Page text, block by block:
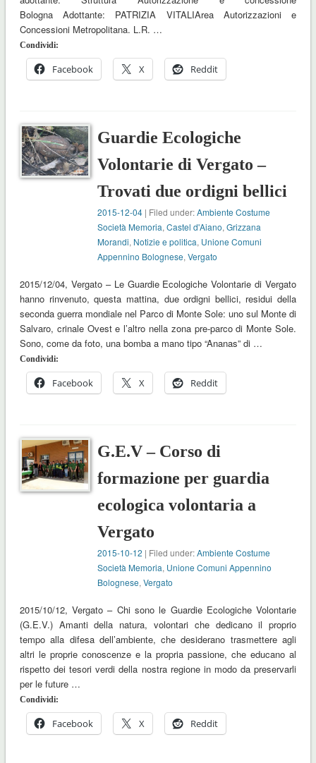
Bologna Adottante: PATRIZIA VITALIArea Autorizzazioni e
Concessioni Metropolitana. L.R. …
Condividi:
Facebook X Reddit
Guardie Ecologiche
Volontarie di Vergato –
Trovati due ordigni bellici
2015-12-04 | Filed under:Ambiente Costume
Società Memoria,Castel d'Aiano,Grizzana
Morandi, Notizie e politica, Unione Comuni
Appennino Bolognese,Vergato
2015/12/04, Vergato – Le Guardie Ecologiche Volontarie di Vergato
hanno rinvenuto, questa mattina, due ordigni bellici, residui della
seconda guerra mondiale nel Parco di Monte Sole: uno sul Monte di
Salvaro, crinale Ovest e l’altro nella zona pre-parco di Monte Sole.
Sono, come da foto, una bomba a mano tipo “Ananas” di …
Condividi:
Facebook X Reddit
G.E.V – Corso di
formazione per guardia
ecologica volontaria a
Vergato
2015-10-12 | Filed under:Ambiente Costume
Società Memoria, Unione Comuni Appennino
Bolognese,Vergato
2015/10/12, Vergato – Chi sono le Guardie Ecologiche Volontarie
(G.E.V.) Amanti della natura, volontari che dedicano il proprio
tempo alla difesa dell’ambiente, che desiderano trasmettere agli
altri le proprie conoscenze e la propria passione, che educano al
rispetto dei tesori verdi della nostra regione in modo da preservarli
per le future …
Condividi:
Facebook X Reddit